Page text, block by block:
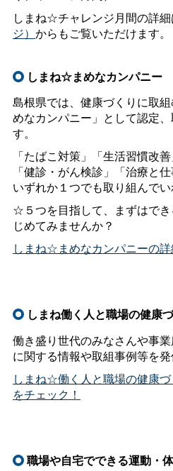
しまね☆チャレンジ月間の詳細
ジ） からもご覧いただけます。
しまね☆まめなカンパニー
島根県では、健康づくりに取
めなカンパニー」として認定
す。
「たばこ対策」「生活習慣改
「健診・がん検診」「治療と
いずれか１つでも取り組んでい
☆５つを目指して、まずはで
じめてみませんか？
しまね☆まめなカンパニーの詳
しまね働く人と職場の健康
働き盛り世代のみなさんや事
に関する情報や取組事例等を発
しまね☆働く人と職場の健康
をチェック！
職場や自宅でできる運動・